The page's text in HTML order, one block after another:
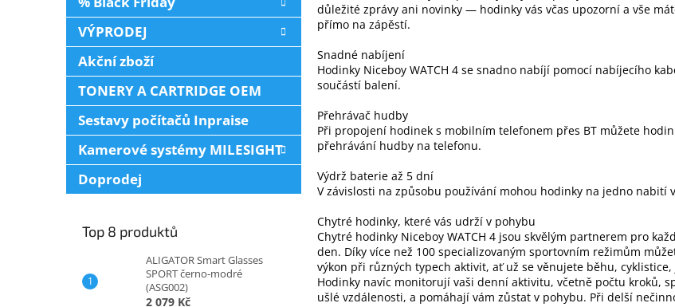
VÝPRODEJ
Akční zboží
TONERY A CARTRIDGE OEM
Sestavy počítačů Inpraise
Kamerové systémy MILESIGHT
Doprodej
Top 8 produktů
ALIGATOR Smart Glasses
SPORT černo-modré
(ASG002)
2 079 Kč
důležité zprávy ani novinky — hodinky vás včas upozorní a vše
přímo na zápěstí.
Snadné nabíjení
Hodinky Niceboy WATCH 4 se snadno nabíjí pomocí nabíjecího
součástí balení.
Přehrávač hudby
Při propojení hodinek s mobilním telefonem přes BT můžete
přehrávání hudby na telefonu.
Výdrž baterie až 5 dní
V závislosti na způsobu používání mohou hodinky na jedno nabití
Chytré hodinky, které vás udrží v pohybu
Chytré hodinky Niceboy WATCH 4 jsou skvělým partnerem pro
den. Díky více než 100 specializovaným sportovním režimům
výkon při různých typech aktivit, ať už se věnujete běhu,
Hodinky navíc monitorují vaši denní aktivitu, včetně počtu kroků,
ušlé vzdálenosti, a pomáhají vám zůstat v pohybu. Při delší